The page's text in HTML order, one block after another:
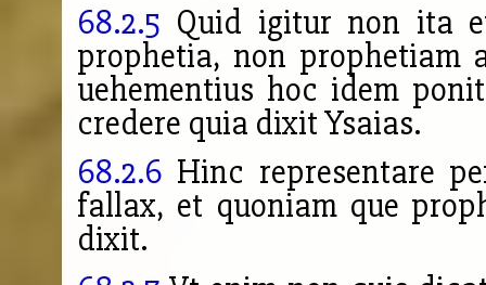
68.2.5 Quid igitur non ita
prophetia, non prophetiam
uehementius hoc idem
credere quia dixit Ysaias.
68.2.6 Hinc representare
fallax, et quoniam que
dixit.